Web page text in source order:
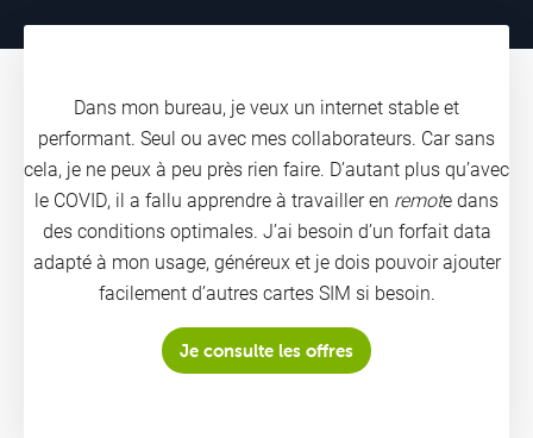
Dans mon bureau, je veux un internet stable et
performant. Seul ou avec mes collaborateurs. Car sans
cela, je ne peux à peu près rien faire. D’autant plus qu’avec
le COVID, il a fallu apprendre à travailler en remote dans
des conditions optimales. J’ai besoin d’un forfait data
adapté à mon usage, généreux et je dois pouvoir ajouter
facilement d’autres cartes SIM si besoin.
Je consulte les offres